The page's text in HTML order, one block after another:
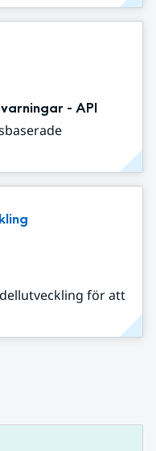
- API
för att